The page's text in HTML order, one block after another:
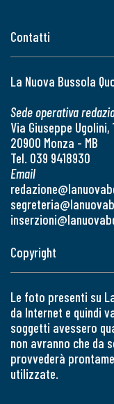
Contatti
La Nuova Bussola
Sede operativa
Via Giuseppe Ugolini,
20900 Monza - MB
Tel. 039 9418930
Email
Copyright
Le foto presenti su
da Internet e quindi
soggetti avessero
non avranno che da
provvederà
utilizzate.